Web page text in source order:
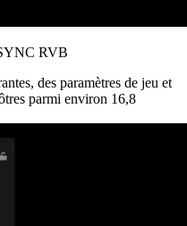
RVB
des paramètres de jeu et
parmi environ 16,8